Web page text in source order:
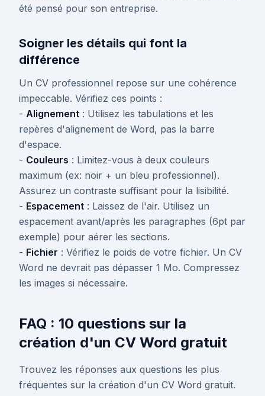
été pensé pour son entreprise.
Soigner les détails qui font la
différence
Un CV professionnel repose sur une cohérence
impeccable. Vérifiez ces points :
- Alignement : Utilisez les tabulations et les
repères d'alignement de Word, pas la barre
d'espace.
- Couleurs : Limitez-vous à deux couleurs
maximum (ex: noir + un bleu professionnel).
Assurez un contraste suffisant pour la lisibilité.
- Espacement : Laissez de l'air. Utilisez un
espacement avant/après les paragraphes (6pt par
exemple) pour aérer les sections.
- Fichier : Vérifiez le poids de votre fichier. Un CV
Word ne devrait pas dépasser 1 Mo. Compressez
les images si nécessaire.
FAQ : 10 questions sur la
création d'un CV Word gratuit
Trouvez les réponses aux questions les plus
fréquentes sur la création d'un CV Word gratuit.